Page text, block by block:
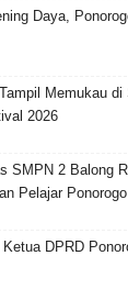
Daya,
Memukau
2026
SMPN 2 Balong
Pelajar
DPRD